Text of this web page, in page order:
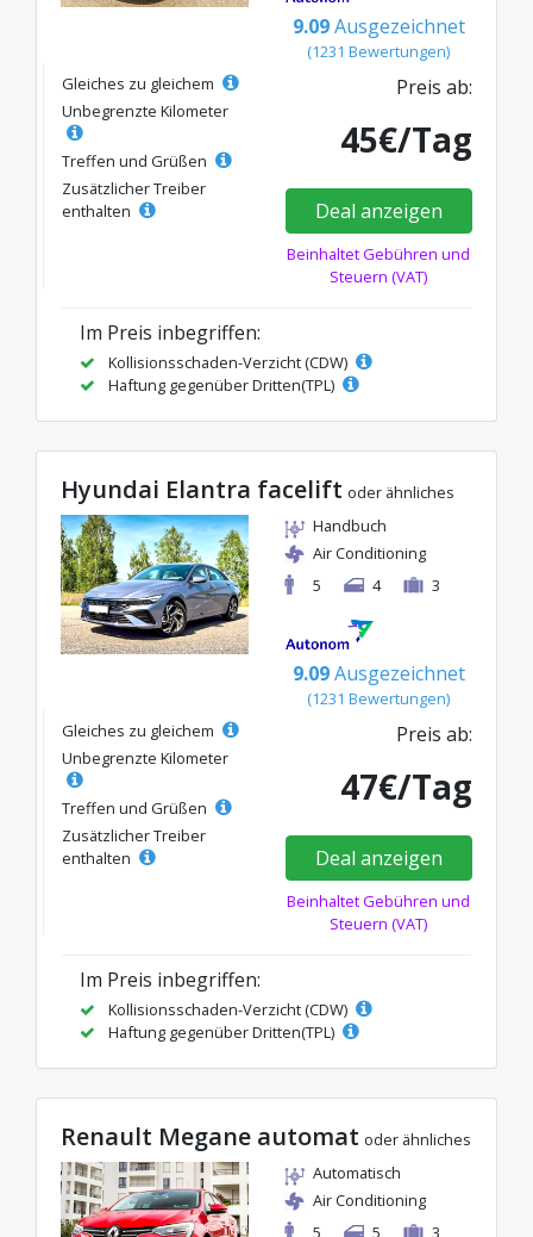
9.09 Ausgezeichnet
(1231 Bewertungen)
Gleiches zu gleichem
Unbegrenzte Kilometer
Treffen und Grüßen
Zusätzlicher Treiber
enthalten
Preis ab:
45€/Tag
Deal anzeigen
Beinhaltet Gebühren und
Steuern (VAT)
Im Preis inbegriffen:
Kollisionsschaden-Verzicht (CDW)
Haftung gegenüber Dritten(TPL)
Hyundai Elantra facelift oder ähnliches
Handbuch
Air Conditioning
5
4 3
9.09 Ausgezeichnet
(1231 Bewertungen)
Gleiches zu gleichem
Unbegrenzte Kilometer
Treffen und Grüßen
Zusätzlicher Treiber
enthalten
Preis ab:
47€/Tag
Deal anzeigen
Beinhaltet Gebühren und
Steuern (VAT)
Im Preis inbegriffen:
Kollisionsschaden-Verzicht (CDW)
Haftung gegenüber Dritten(TPL)
Renault Megane automat oder ähnliches
Automatisch
Air Conditioning
5
5 3